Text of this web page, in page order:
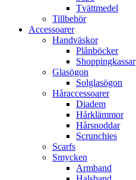
Tvättmedel
Tillbehör
Accessoarer
Handväskor
Plånböcker
Shoppingkassar
Glasögon
Solglasögon
Håraccessoarer
Diadem
Hårklämmor
Hårsnoddar
Scrunchies
Scarfs
Smycken
Armband